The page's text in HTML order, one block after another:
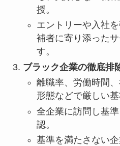
授。
エントリーや入社
補者に寄り添った
す。
ブラック企業の徹底排
離職率、労働時間
形態などで厳しい
全企業に訪問し基
認。
基準を満たさない